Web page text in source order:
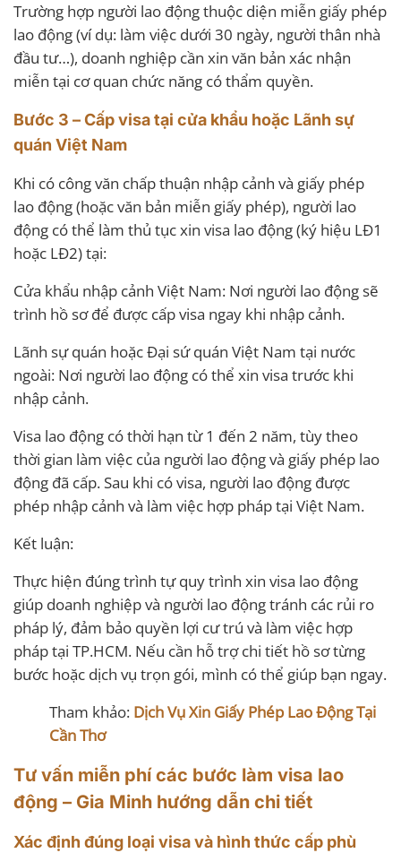
Trường hợp người lao động thuộc diện miễn giấy phép
lao động (ví dụ: làm việc dưới 30 ngày, người thân nhà
đầu tư…), doanh nghiệp cần xin văn bản xác nhận
miễn tại cơ quan chức năng có thẩm quyền.
Bước 3 – Cấp visa tại cửa khẩu hoặc Lãnh sự
quán Việt Nam
Khi có công văn chấp thuận nhập cảnh và giấy phép
lao động (hoặc văn bản miễn giấy phép), người lao
động có thể làm thủ tục xin visa lao động (ký hiệu LĐ1
hoặc LĐ2) tại:
Cửa khẩu nhập cảnh Việt Nam: Nơi người lao động sẽ
trình hồ sơ để được cấp visa ngay khi nhập cảnh.
Lãnh sự quán hoặc Đại sứ quán Việt Nam tại nước
ngoài: Nơi người lao động có thể xin visa trước khi
nhập cảnh.
Visa lao động có thời hạn từ 1 đến 2 năm, tùy theo
thời gian làm việc của người lao động và giấy phép lao
động đã cấp. Sau khi có visa, người lao động được
phép nhập cảnh và làm việc hợp pháp tại Việt Nam.
Kết luận:
Thực hiện đúng trình tự quy trình xin visa lao động
giúp doanh nghiệp và người lao động tránh các rủi ro
pháp lý, đảm bảo quyền lợi cư trú và làm việc hợp
pháp tại TP.HCM. Nếu cần hỗ trợ chi tiết hồ sơ từng
bước hoặc dịch vụ trọn gói, mình có thể giúp bạn ngay.
Tham khảo: Dịch Vụ Xin Giấy Phép Lao Động Tại
Cần Thơ
Tư vấn miễn phí các bước làm visa lao
động – Gia Minh hướng dẫn chi tiết
Xác định đúng loại visa và hình thức cấp phù